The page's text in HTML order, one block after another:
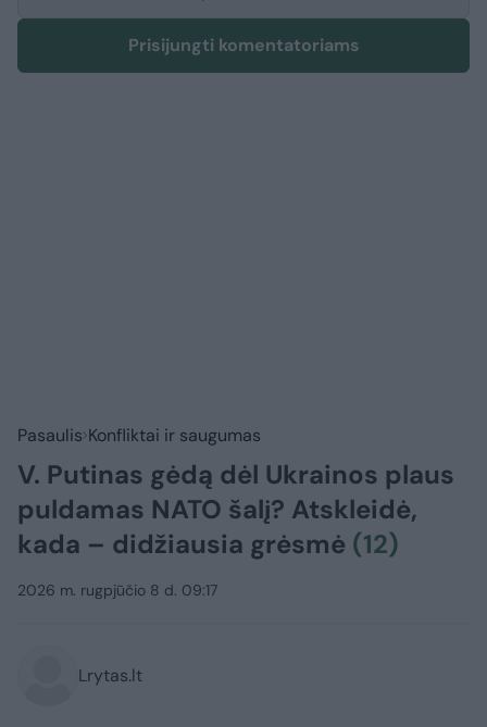
Prisijungti komentatoriams
Pasaulis Konfliktai ir saugumas
V. Putinas gėdą dėl Ukrainos plaus
puldamas NATO šalį? Atskleidė,
kada – didžiausia grėsmė (12)
2026 m. rugpjūčio 8 d. 09:17
Lrytas.lt